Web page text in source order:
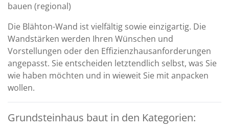
bauen (regional)
Die Blähton-Wand ist vielfältig sowie einzigartig. Die
Wandstärken werden Ihren Wünschen und
Vorstellungen oder den Effizienzhausanforderungen
angepasst. Sie entscheiden letztendlich selbst, was Sie
wie haben möchten und in wieweit Sie mit anpacken
wollen.
Grundsteinhaus baut in den Kategorien: